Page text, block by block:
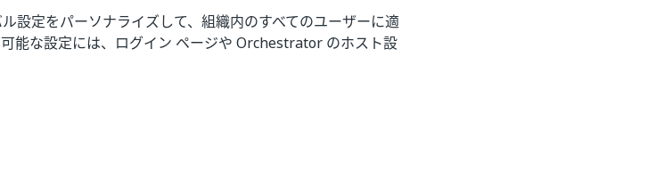
設定をパーソナライズして、組織内のすべてのユーザーに適
能な設定には、ログイン ページや Orchestrator のホスト設